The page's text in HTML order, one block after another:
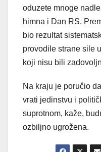
oduzete mnoge
himna i Dan RS.
bio rezultat
provodile strane sile
koji nisu bili
Na kraju je poručio
vrati jedinstvu i
suprotnom, kaže,
ozbiljno ugrožena.